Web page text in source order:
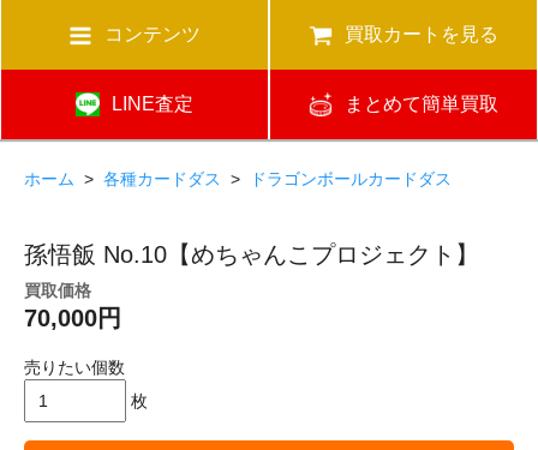
コンテンツ 買取カートを見る
LINE査定 まとめて簡単買取
ホーム > 各種カードダス > ドラゴンボールカードダス
孫悟飯 No.10【めちゃんこプロジェクト】
買取価格
70,000円
売りたい個数
枚